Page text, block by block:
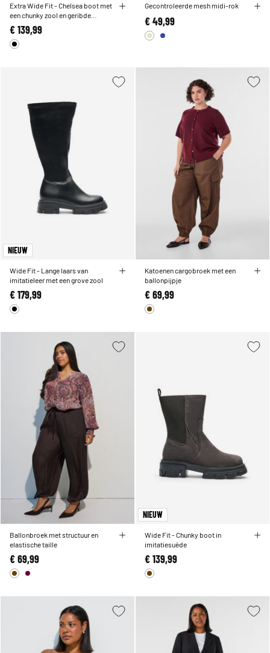
Extra Wide Fit - Chelsea boot met
een chunky zool en geribde
panelen
€ 139,99
Gecontroleerde mesh midi-rok
€ 49,99
NIEUW
Wide Fit - Lange laars van
imitatieleer met een grove zool
€ 179,99
Katoenen cargobroek met een
ballonpijpje
€ 69,99
Ballonbroek met structuur en
elastische taille
€ 69,99
NIEUW
Wide Fit - Chunky boot in
imitatiesuède
€ 139,99